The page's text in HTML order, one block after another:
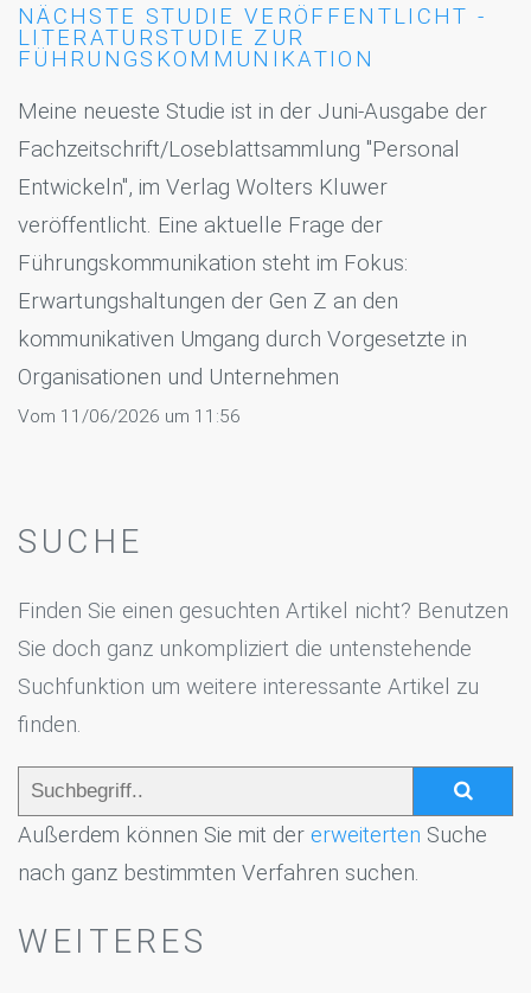
NÄCHSTE STUDIE VERÖFFENTLICHT -
LITERATURSTUDIE ZUR
FÜHRUNGSKOMMUNIKATION
Meine neueste Studie ist in der Juni-Ausgabe der
Fachzeitschrift/Loseblattsammlung "Personal
Entwickeln", im Verlag Wolters Kluwer
veröffentlicht. Eine aktuelle Frage der
Führungskommunikation steht im Fokus:
Erwartungshaltungen der Gen Z an den
kommunikativen Umgang durch Vorgesetzte in
Organisationen und Unternehmen
Vom 11/06/2026 um 11:56
SUCHE
Finden Sie einen gesuchten Artikel nicht? Benutzen
Sie doch ganz unkompliziert die untenstehende
Suchfunktion um weitere interessante Artikel zu
finden.
Außerdem können Sie mit der erweiterten Suche
nach ganz bestimmten Verfahren suchen.
WEITERES